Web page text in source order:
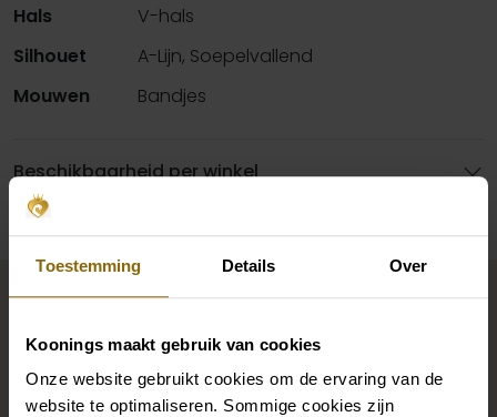
Toestemming Details Over
Koonings maakt gebruik van cookies
Onze website gebruikt cookies om de ervaring van de
website te optimaliseren. Sommige cookies zijn
Hals
V-hals
Silhouet
A-Lijn, Soepelvallend
Mouwen
Bandjes
Beschikbaarheid per winkel
Maak jouw bridallook
De perfecte trouwschoenen voor onder je trouwjurk,